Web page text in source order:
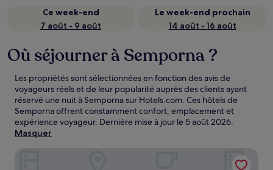
Ce week-end
7 août - 9 août
Le week-end prochain
14 août - 16 août
Où séjourner à Semporna ?
Les propriétés sont sélectionnées en fonction des avis de
voyageurs réels et de leur popularité auprès des clients ayant
réservé une nuit à Semporna sur Hotels.com. Ces hôtels de
Semporna offrent constamment confort, emplacement et
expérience voyageur. Dernière mise à jour le5 août 2026.
Masquer